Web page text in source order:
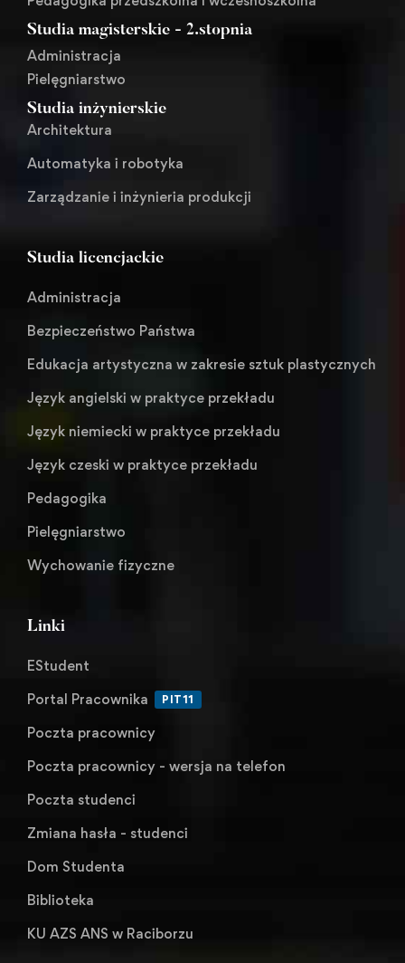
Studia magisterskie - 2.stopnia
Administracja
Pielęgniarstwo
Studia inżynierskie
Architektura
Automatyka i robotyka
Zarządzanie i inżynieria produkcji
Studia licencjackie
Administracja
Bezpieczeństwo Państwa
Edukacja artystyczna w zakresie sztuk plastycznych
Język angielski w praktyce przekładu
Język niemiecki w praktyce przekładu
Język czeski w praktyce przekładu
Pedagogika
Pielęgniarstwo
Wychowanie fizyczne
Linki
EStudent
Portal Pracownika
PIT11
Poczta pracownicy
Poczta pracownicy - wersja na telefon
Poczta studenci
Zmiana hasła - studenci
Dom Studenta
Biblioteka
KU AZS ANS w Raciborzu